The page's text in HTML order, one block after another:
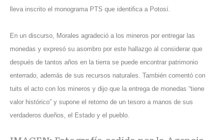
lleva inscrito el monograma PTS que identifica a Potosí.
En un discurso, Morales agradeció a los mineros por entregar las
monedas y expresó su asombro por este hallazgo al considerar que
después de tantos años en la tierra se puede encontrar patrimonio
enterrado, además de sus recursos naturales. También comentó con
tuits el acto con los mineros y dijo que la entrega de monedas “tiene
valor histórico” y supone el retorno de un tesoro a manos de sus
verdaderos dueños, el Estado y el pueblo.